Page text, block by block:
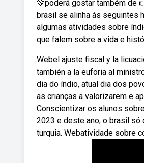
💚poderá gostar também de
brasil se alinha às seguintes
algumas atividades sobre
que falem sobre a vida e
Webel ajuste fiscal y la
también a la euforia al
dia do índio, atual dia dos
as crianças a valorizarem e
Conscientizar os alunos
2023 e deste ano, o brasil só
turquia. Webatividade sobre